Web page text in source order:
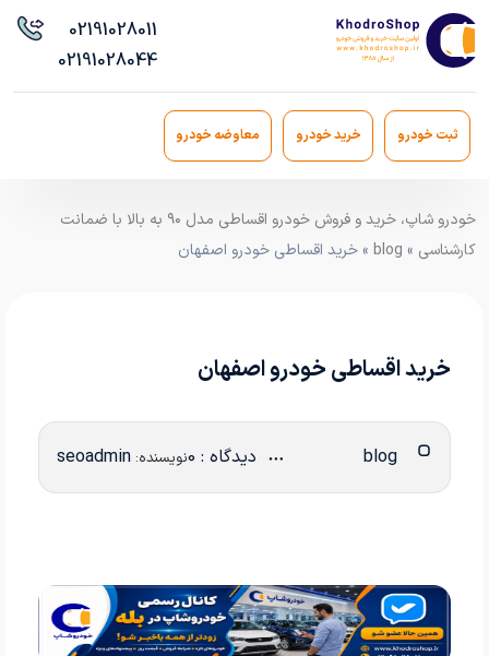
02191028011
02191028044
ثبت خودرو خرید خودرو معاوضه خودرو
خودرو شاپ، خرید و فروش خودرو اقساطی مدل ۹۰ به بالا با ضمانت
کارشناسی »
blog » خرید اقساطی خودرو اصفهان
خرید اقساطی خودرو اصفهان
دیدگاه : 0 نویسنده:seoadmin